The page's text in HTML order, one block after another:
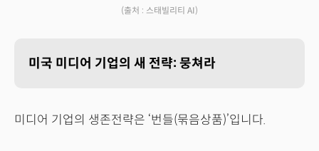
(출처 : 스태빌리티 AI)
미국 미디어 기업의 새 전략: 뭉쳐라
미디어 기업의 생존전략은 ‘번들(묶음상품)’입니다.